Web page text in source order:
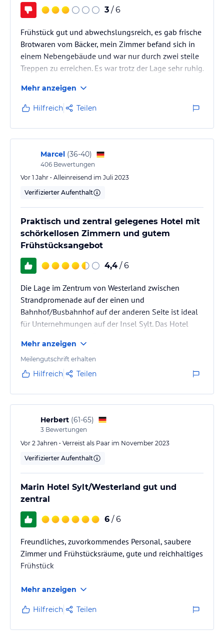
3 / 6
Frühstück gut und abwechslungsreich, es gab frische
Brotwaren vom Bäcker, mein Zimmer befand sich in
einem Nebengebäude und war nur durch zwei steile
Treppen zu erreichen. Es war trotz der Lage sehr ruhig.
Ausstattung nicht mehr dem heutigen Standard. Das
Zimmer war abgewohnt und müsste dringend
renoviert werden. der Teppichboden war voller
Flecken, im Badezimmer waren im Duschbereich
mehrere Fliesen locker. Das WLAN war nicht
brauchbar. Sehr schade.
Mehr anzeigen
Hilfreich Teilen
Marcel (36-40)
406 Bewertungen
Vor 1 Jahr • Alleinreisend im Juli 2023
Verifizierter Aufenthalt
Praktisch und zentral gelegenes Hotel mit
schörkellosen Zimmern und gutem
Frühstücksangebot
4,4 / 6
Die Lage im Zentrum von Westerland zwischen
Strandpromenade auf der einen und
Bahnhof/Busbahnhof auf der anderen Seite ist ideal
für Unternehmungen auf der Insel Sylt. Das Hotel
Frühstucksbuffet.
Mehr anzeigen
Meilengutschrift erhalten
Hilfreich Teilen
Herbert (61-65)
3 Bewertungen
Vor 2 Jahren • Verreist als Paar im November 2023
Verifizierter Aufenthalt
Marin Hotel Sylt/Westerland gut und
zentral
6 / 6
Freundliches, zuvorkommendes Personal, saubere
Zimmer und Frühstücksräume, gute und reichhaltiges
Frühstück
Mehr anzeigen
Hilfreich Teilen